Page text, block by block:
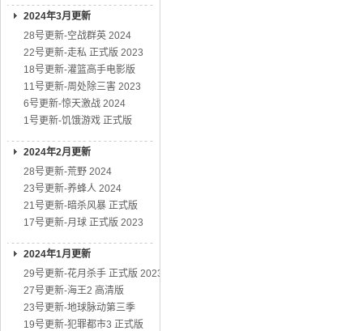
2024年3月更新
28号更新-空战群英 2024
22号更新-走私 正式版 2023
18号更新-灌篮高手电影版
11号更新-周处除三害 2023
6号更新-惊天激战 2024
1号更新-饥饿游戏 正式版
2024年2月更新
28号更新-荒野 2024
23号更新-养蜂人 2024
21号更新-暗杀风暴 正式版
17号更新-月球 正式版 2023
2024年1月更新
29号更新-花月杀手 正式版 2023
27号更新-海王2 高清版
23号更新-地球脉动第三季
19号更新-犯罪都市3 正式版